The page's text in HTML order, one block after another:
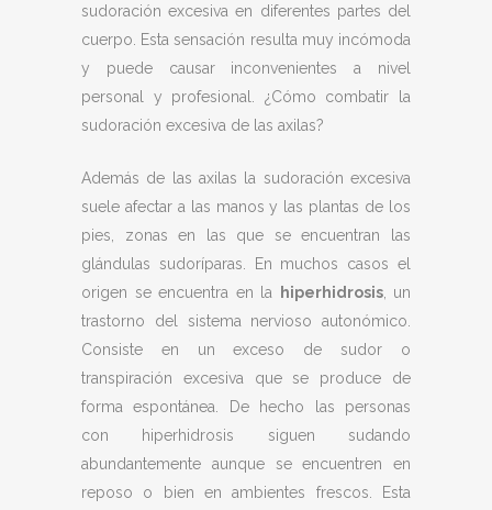
sudoración excesiva en diferentes partes del
cuerpo. Esta sensación resulta muy incómoda
y puede causar inconvenientes a nivel
personal y profesional. ¿Cómo combatir la
sudoración excesiva de las axilas?
Además de las axilas la sudoración excesiva
suele afectar a las manos y las plantas de los
pies, zonas en las que se encuentran las
glándulas sudoríparas. En muchos casos el
origen se encuentra en la
hiperhidrosis, un
trastorno del sistema nervioso autonómico.
Consiste en un exceso de sudor o
transpiración excesiva que se produce de
forma espontánea. De hecho las personas
con hiperhidrosis siguen sudando
abundantemente aunque se encuentren en
reposo o bien en ambientes frescos. Esta